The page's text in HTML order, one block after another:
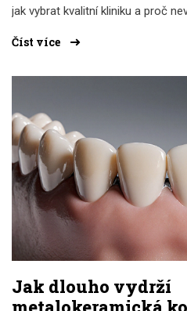
jak vybrat kvalitní kliniku a proč
Číst více
Jak dlouho vydrží
metalokeramická